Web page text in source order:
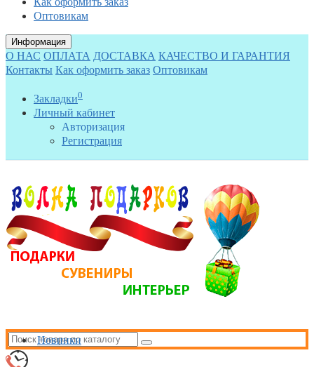
Оптовикам
Информация
О НАС ОПЛАТА ДОСТАВКА КАЧЕСТВО И ГАРАНТИЯ
Контакты Как оформить заказ Оптовикам
Закладки0
Личный кабинет
Авторизация
Регистрация
Новинки